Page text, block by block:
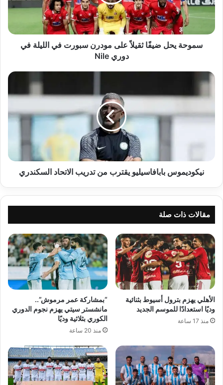
سبورت
الليلة
سموحة يحل ضيفًا ثقيلاً على مودرن سبورت في الليلة في
دوري Nile
نيكوديموس
بابافاسيليو
يقترب
تدريب
نيكوديموس بابافاسيليو يقترب من تدريب الاتحاد السكندري
مقالات ذات صلة
الأهلي يهزم بترول أسيوط بثنائية
وديًا استعدادًا للموسم الجديد
منذ 17 ساعة
“بمشاركة عمر مرموش”..
مانشستر سيتي يهزم نجوم الدوري
الكوري بثلاثية وديًا
منذ 20 ساعة